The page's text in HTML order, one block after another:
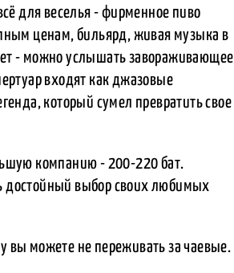
для веселья - фирменное пиво
ценам, бильярд, живая музыка в
- можно услышать завораживающее
входят как джазовые
который сумел превратить свое
компанию - 200-220 бат.
достойный выбор своих любимых
вы можете не переживать за чаевые.